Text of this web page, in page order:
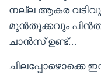
നല്ല ആകര
മുൻതൂക്കവും
ചാൻസ് ഉണ്ട്…
ചിലപ്പോഴൊക്കെ